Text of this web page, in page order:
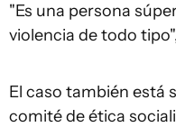
"Es una persona
violencia de todo
El caso también está
comité de ética